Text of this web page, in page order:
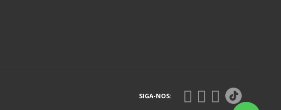
SIGA-NOS: